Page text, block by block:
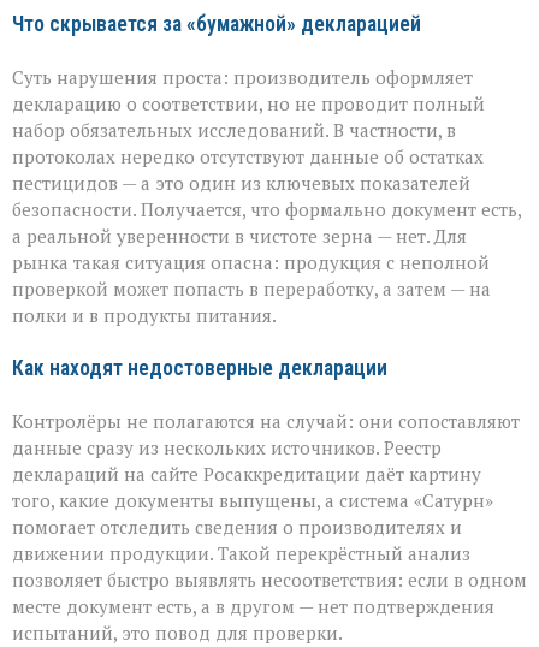
Что скрывается за «бумажной» декларацией
Суть нарушения проста: производитель оформляет
декларацию о соответствии, но не проводит полный
набор обязательных исследований. В частности, в
протоколах нередко отсутствуют данные об остатках
пестицидов — а это один из ключевых показателей
безопасности. Получается, что формально документ есть,
а реальной уверенности в чистоте зерна — нет. Для
рынка такая ситуация опасна: продукция с неполной
проверкой может попасть в переработку, а затем — на
полки и в продукты питания.
Как находят недостоверные декларации
Контролёры не полагаются на случай: они сопоставляют
данные сразу из нескольких источников. Реестр
деклараций на сайте Росаккредитации даёт картину
того, какие документы выпущены, а система «Сатурн»
помогает отследить сведения о производителях и
движении продукции. Такой перекрёстный анализ
позволяет быстро выявлять несоответствия: если в одном
месте документ есть, а в другом — нет подтверждения
испытаний, это повод для проверки.